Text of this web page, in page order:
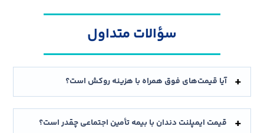
سؤالات متداول
آیا قیمت‌های فوق همراه با هزینه روکش است؟
قیمت ایمپلنت دندان با بیمه تأمین اجتماعی چقدر است؟